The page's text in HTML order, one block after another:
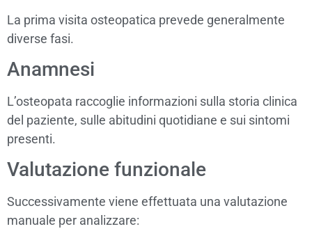
La prima visita osteopatica prevede generalmente
diverse fasi.
Anamnesi
L’osteopata raccoglie informazioni sulla storia clinica
del paziente, sulle abitudini quotidiane e sui sintomi
presenti.
Valutazione funzionale
Successivamente viene effettuata una valutazione
manuale per analizzare: